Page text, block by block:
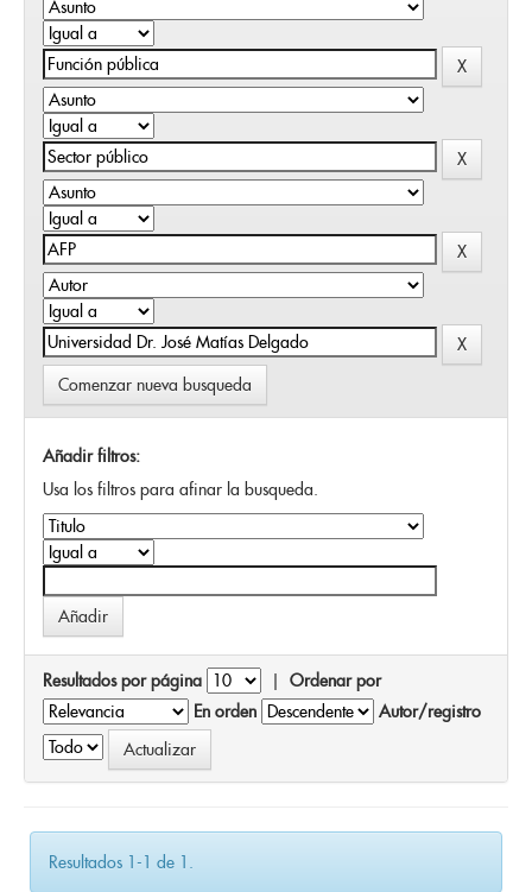
Comenzar nueva busqueda
Añadir filtros:
Usa los filtros para afinar la busqueda.
Resultados por página | Ordenar por
En orden
Autor/registro
Resultados 1-1 de 1.